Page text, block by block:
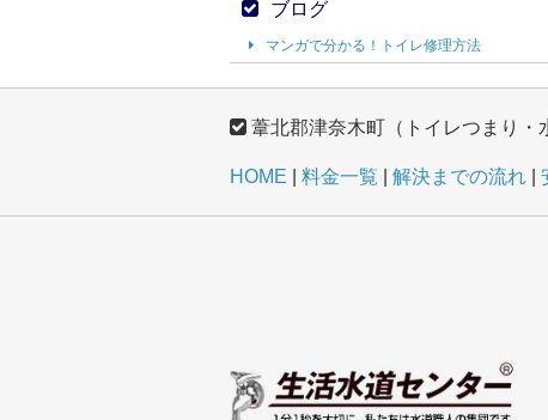
ブログ
マンガで分かる！トイレ修理方法
葦北郡津奈木町（トイレつまり・
HOME 料金一覧 解決までの流れ